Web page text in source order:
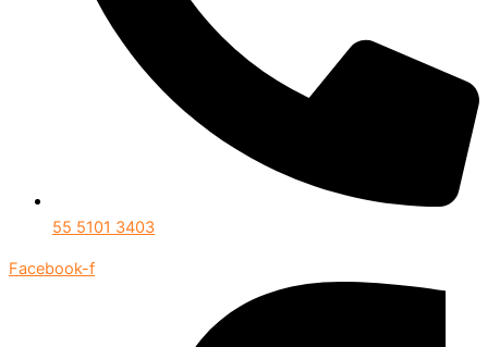
55 5101 3403
Facebook-f